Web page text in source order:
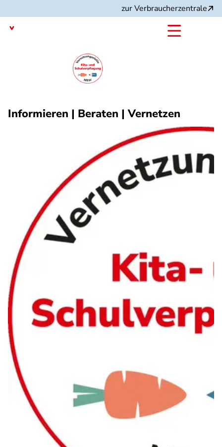
zum
Inhalt
zur Verbraucherzentrale
Informieren | Beraten | Vernetzen